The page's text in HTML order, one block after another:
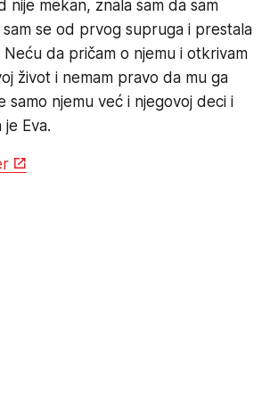
nije mekan, znala sam da sam
se od prvog supruga i prestala
Neću da pričam o njemu i otkrivam
život i nemam pravo da mu ga
samo njemu već i njegovoj deci i
Eva.